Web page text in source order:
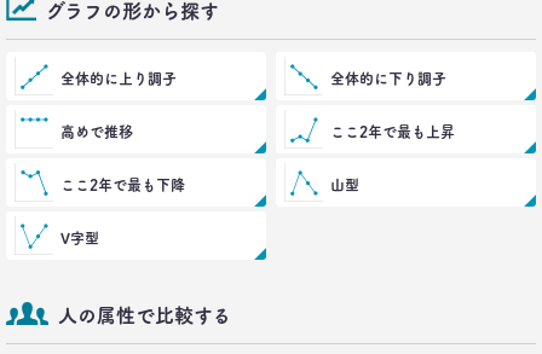
は日光東照宮？
前沢 裕文
2021.09.09
とその理由
–日経クロストレンド 連載⑭–
生活総研 上席研究員/コピーライター
2021.08.12
「40代おじさん」の妻は幸せか？
グラフの形から探す
全体的に上り調子 全体的に下り調子
高めで推移 ここ2年で最も上昇
ここ2年で最も下降 山型
V字型
人の属性で比較する